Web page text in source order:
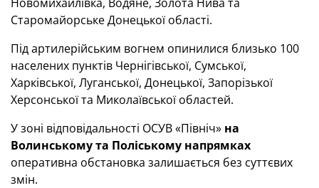
Старомайорське Донецької області.
Під артилерійським вогнем опинилися близько 100
населених пунктів Чернігівської, Сумської,
Харківської, Луганської, Донецької, Запорізької
Херсонської та Миколаївської областей.
У зоні відповідальності ОСУВ «Північ» на
Волинському та Поліському напрямках
оперативна обстановка залишається без суттєвих
змін.